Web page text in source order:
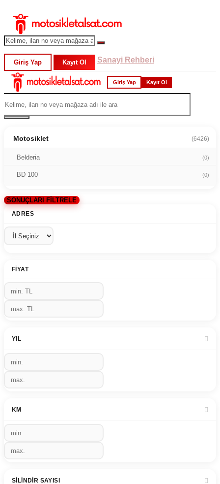
Giriş Yap Kayıt Ol Sanayi Rehberi
Giriş Yap Kayıt Ol
Motosiklet (6426)
Belderia (0)
BD 100 (0)
SONUÇLARI FİLTRELE
ADRES
FIYAT
YIL
KM
SILINDIR SAYISI